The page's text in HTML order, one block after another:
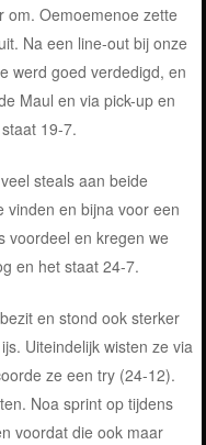
om. Oemoemenoe zette
Na een line-out bij onze
werd goed verdedigd, en
Maul en via pick-up en
19-7.
steals aan beide
vinden en bijna voor een
voordeel en kregen we
en het staat 24-7.
en stond ook sterker
Uiteindelijk wisten ze via
ze een try (24-12).
Noa sprint op tijdens
voordat die ook maar